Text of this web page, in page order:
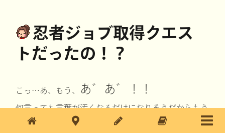
忍者ジョブ取得クエス
トだったの！？
こっ…あ、もう、 あ゛あ゛！！
何言っても言葉が汚くなるだけになりそうだからもう
何も言わない。